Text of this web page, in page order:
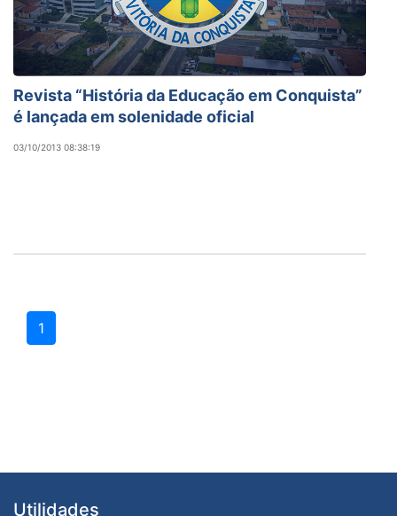
Revista “História da Educação em Conquista”
é lançada em solenidade oficial
03/10/2013 08:38:19
1
Utilidades